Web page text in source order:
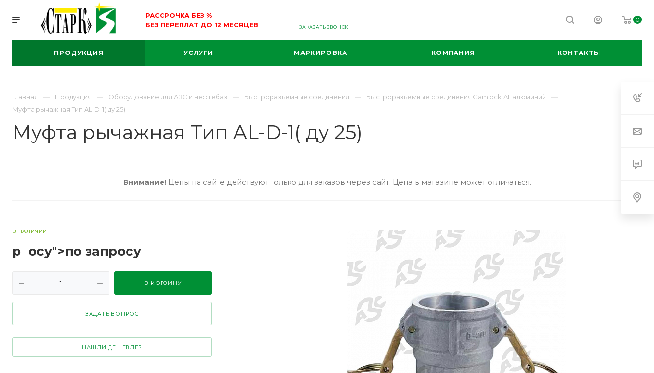
РАССРОЧКА БЕЗ %
БЕЗ ПЕРЕПЛАТ ДО 12 МЕСЯЦЕВ
ЗАКАЗАТЬ ЗВОНОК
0
ПРОДУКЦИЯ УСЛУГИ МАРКИРОВКА КОМПАНИЯ КОНТАКТЫ
Главная Продукция Оборудование для АЗС и нефтебаз Быстроразъемные соединения
Быстроразъемные соединения Camlock AL алюминий
Муфта рычажная Тип AL-D-1( ду 25)
Муфта рычажная Тип AL-D-1( ду 25)
Внимание!Цены на сайте действуют только для заказов через сайт. Цена в магазине может отличаться.
В НАЛИЧИИ
р осу">по запросу
В КОРЗИНУ
ЗАДАТЬ ВОПРОС
НАШЛИ ДЕШЕВЛЕ?